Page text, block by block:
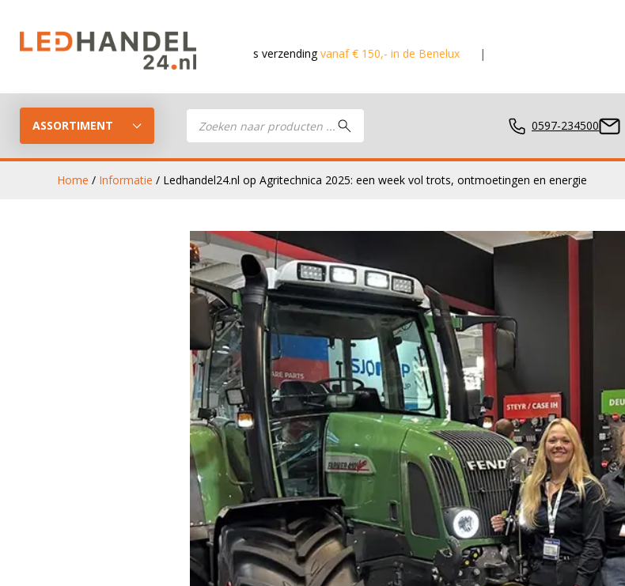
Gratis verzending vanaf € 150,- in de Benelux Voor 15:00 besteld?
ASSORTIMENT
Producten
zoeken 0597-234500
LED werklampen
LED aanhanger
verlichting
LED zwaailampen
LED
markeringslampen
LED verstralers
LED Hal,- stal- en
gevelverlichting
Home / Informatie / Ledhandel24.nl op Agritechnica 2025: een week vol trots, ontmoetingen en energie